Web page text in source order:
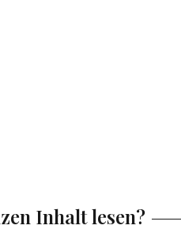
Inhalt lesen?